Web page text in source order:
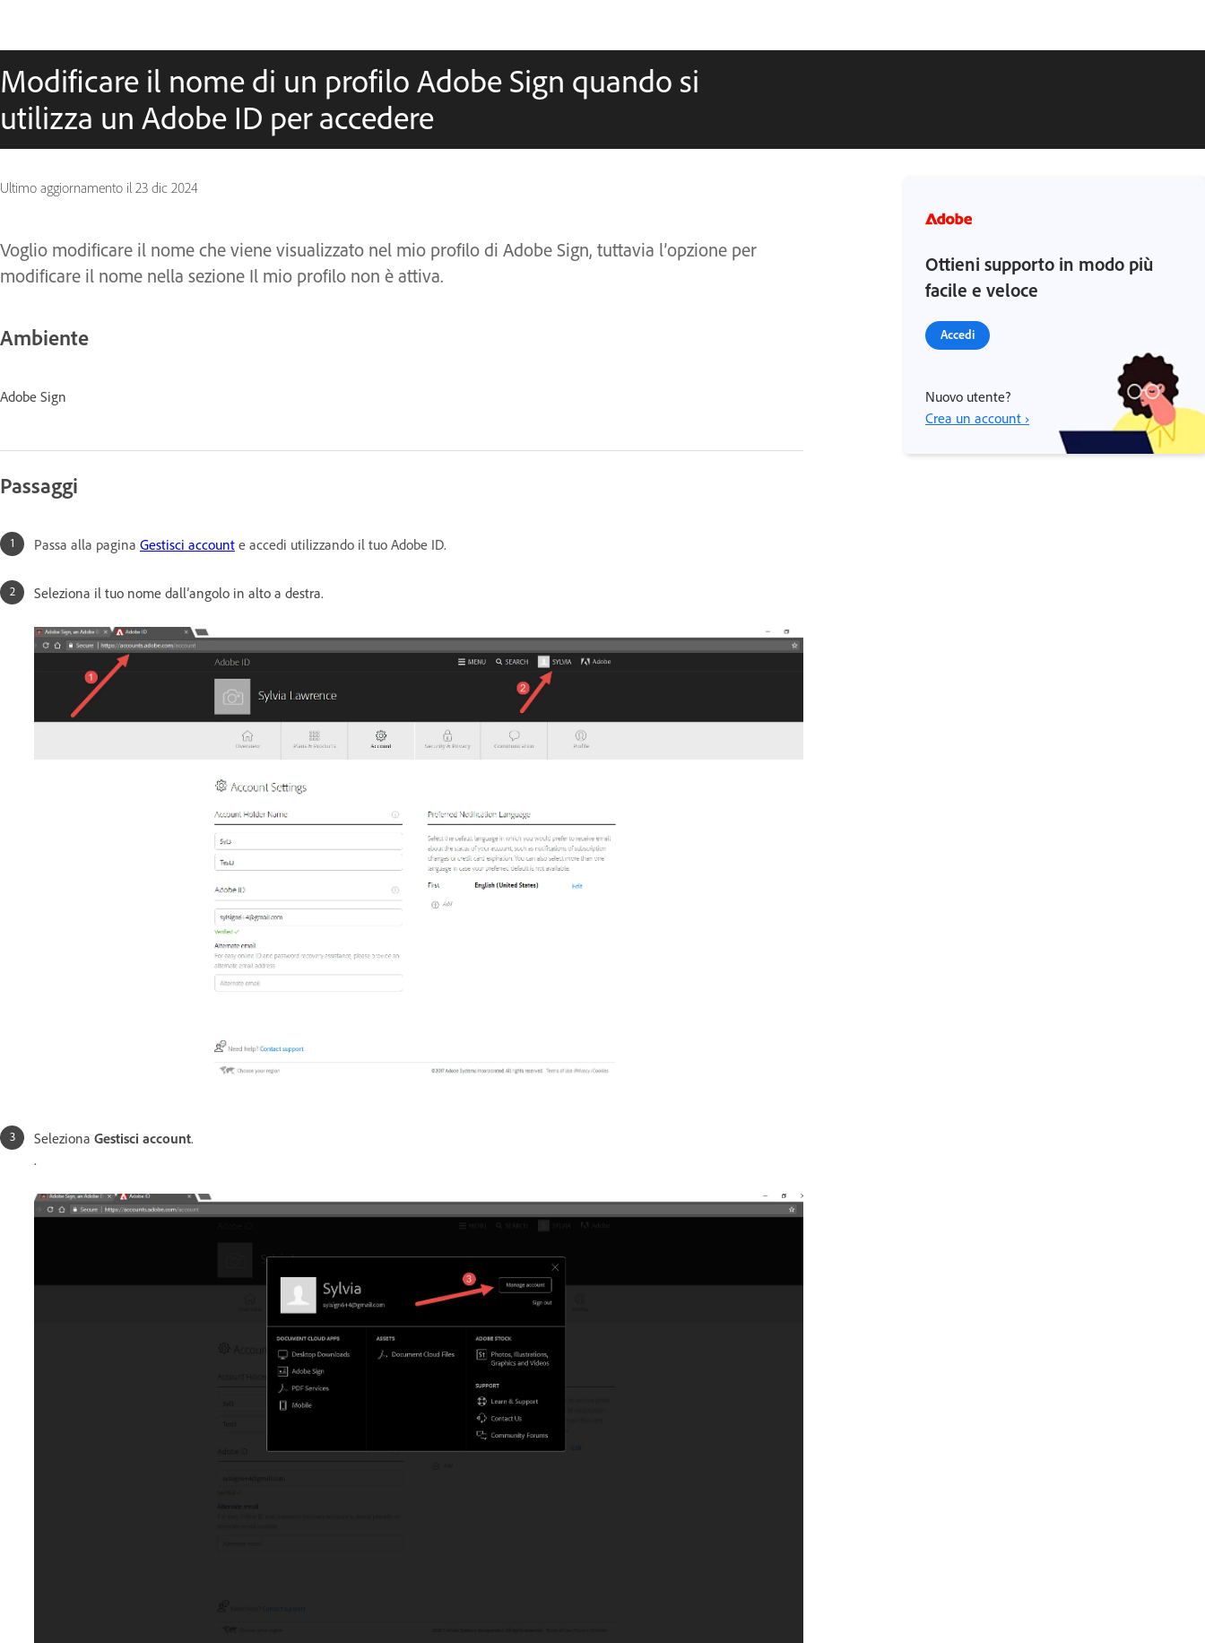
Modificare il nome di un profilo Adobe Sign quando si
utilizza un Adobe ID per accedere
Ultimo aggiornamento il 23 dic 2024
Voglio modificare il nome che viene visualizzato nel mio profilo di Adobe Sign, tuttavia l’opzione per
modificare il nome nella sezione Il mio profilo non è attiva.
Ambiente
Adobe Sign
Passaggi
Passa alla pagina Gestisci account e accedi utilizzando il tuo Adobe ID.
Seleziona il tuo nome dall’angolo in alto a destra.
Seleziona Gestisci account.
.
Ottieni supporto in modo più
facile e veloce
Accedi
Nuovo utente?
Crea un account ›